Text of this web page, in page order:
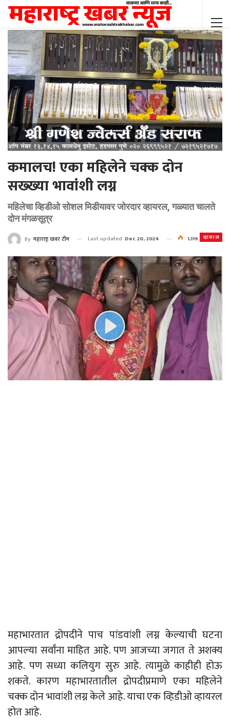
कमालच! एका महिलेने चक्क दोन
सख्ख्या भावांशी लग्न
महिलेचा व्हिडीओ सोशल मिडीयावर जोरदार व्हायरल, गळ्यात चालते
दोन मंगळसूत्र
व्हायरल
By महाराष्ट्र खबर टीम Last updated Dec 20, 2024 1,119
महाभारतात द्रोपदीने पाच पांडवांशी लग्न केल्याची घटना
आपल्या सर्वांना माहित आहे. पण आजच्या जगात ते अशक्य
आहे. पण सध्या कलियुग सुरु आहे. त्यामुळे काहीही होऊ
शकते. कारण महाभारतातील द्रोपदीप्रमाणे एका महिलेने
चक्क दोन भावांशी लग्न केले आहे. याचा एक व्हिडीओ व्हायरल
होत आहे.